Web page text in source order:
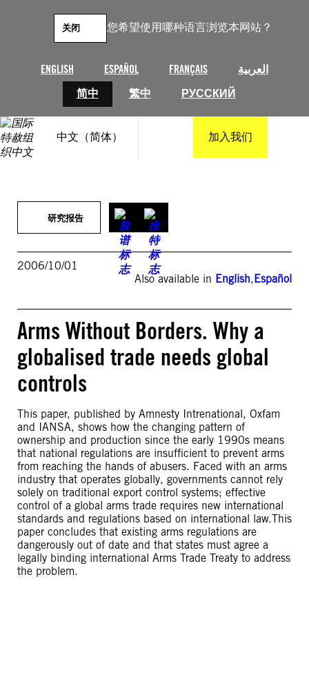
您希望使用哪种语言浏览本网站？
ENGLISH ESPAÑOL FRANÇAIS
العربية
简中
繁中 РУССКИЙ
关闭
中文（简体） 加入我们
研究报告
2006/10/01
Also available in English,Español
Arms Without Borders. Why a
globalised trade needs global
controls
This paper, published by Amnesty Intrenational, Oxfam
and IANSA, shows how the changing pattern of
ownership and production since the early 1990s means
that national regulations are insufficient to prevent arms
from reaching the hands of abusers. Faced with an arms
industry that operates globally, governments cannot rely
solely on traditional export control systems; effective
control of a global arms trade requires new international
standards and regulations based on international law.This
paper concludes that existing arms regulations are
dangerously out of date and that states must agree a
legally binding international Arms Trade Treaty to address
the problem.